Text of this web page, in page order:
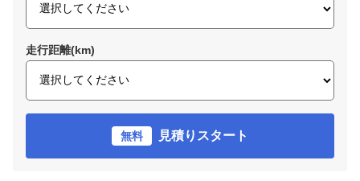
走行距離(km)
無料 見積りスタート